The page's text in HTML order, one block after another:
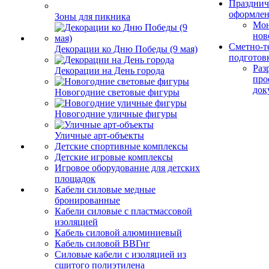
Зоны для пикника
Декорации ко Дню Победы (9 мая)
Декорации на День города
Новогодние световые фигуры
Новогодние уличные фигуры
Уличные арт-объекты
Детские спортивные комплексы
Детские игровые комплексы
Игровое оборудование для детских
площадок
Кабели силовые медные
бронированные
Кабели силовые с пластмассовой
изоляцией
Кабель силовой алюминиевый
Кабель силовой ВВГнг
Силовые кабели с изоляцией из
сшитого полиэтилена
Сметно-